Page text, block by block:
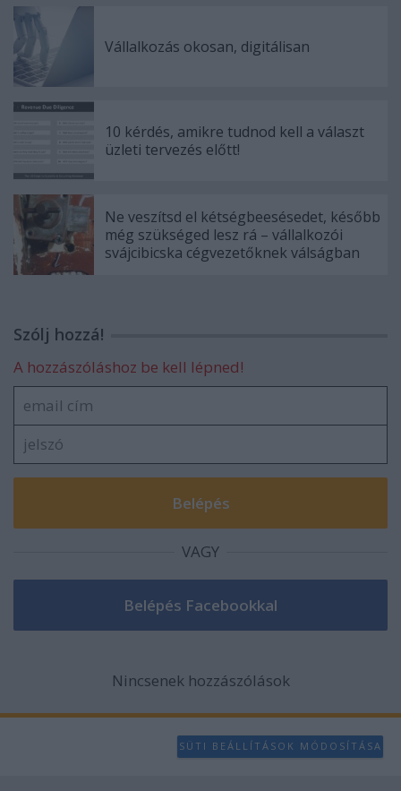
Vállalkozás okosan, digitálisan
10 kérdés, amikre tudnod kell a választ
üzleti tervezés előtt!
Ne veszítsd el kétségbeesésedet, később
még szükséged lesz rá – vállalkozói
svájcibicska cégvezetőknek válságban
Szólj hozzá!
A hozzászóláshoz be kell lépned!
VAGY
Nincsenek hozzászólások
SÜTI BEÁLLÍTÁSOK MÓDOSÍTÁSA